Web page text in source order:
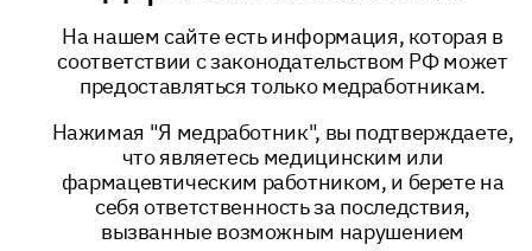
образование мероприятия
5116 Поделиться
На нашем сайте есть информация, которая в
соответствии с законодательством РФ может
предоставляться только медработникам.
Нажимая "Я медработник", вы подтверждаете,
что являетесь медицинским или
фармацевтическим работником, и берете на
себя ответственность за последствия,
вызванные возможным нарушением